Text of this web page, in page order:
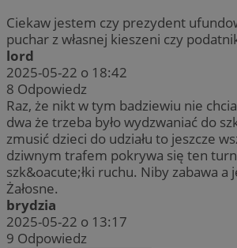
Ciekaw jestem czy prezydent
puchar z własnej kieszeni czy
lord
2025-05-22 o 18:42
8 Odpowiedz
Raz, że nikt w tym badziewiu nie
dwa że trzeba było wydzwaniać do
zmusić dzieci do udziału to jeszcze
dziwnym trafem pokrywa się ten
szk&oacute;łki ruchu. Niby zabawa a
Żałosne.
brydzia
2025-05-22 o 13:17
9 Odpowiedz